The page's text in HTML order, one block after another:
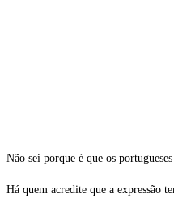
Não sei porque é que os
Há quem acredite que a expressão